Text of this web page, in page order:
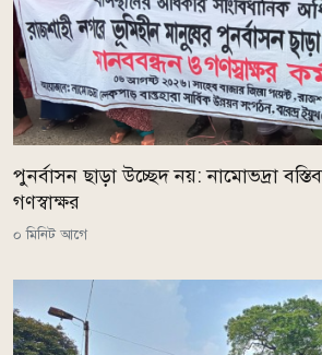
পুনর্বাসন ছাড়া উচ্ছেদ নয়: নামোভদ্রা
গণস্বাক্ষর
০ মিনিট আগে